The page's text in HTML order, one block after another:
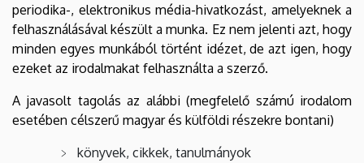
periodika-, elektronikus média-hivatkozást, amelyeknek a
felhasználásával készült a munka. Ez nem jelenti azt, hogy
minden egyes munkából történt idézet, de azt igen, hogy
ezeket az irodalmakat felhasználta a szerző.
A javasolt tagolás az alábbi (megfelelő számú irodalom
esetében célszerű magyar és külföldi részekre bontani)
könyvek, cikkek, tanulmányok